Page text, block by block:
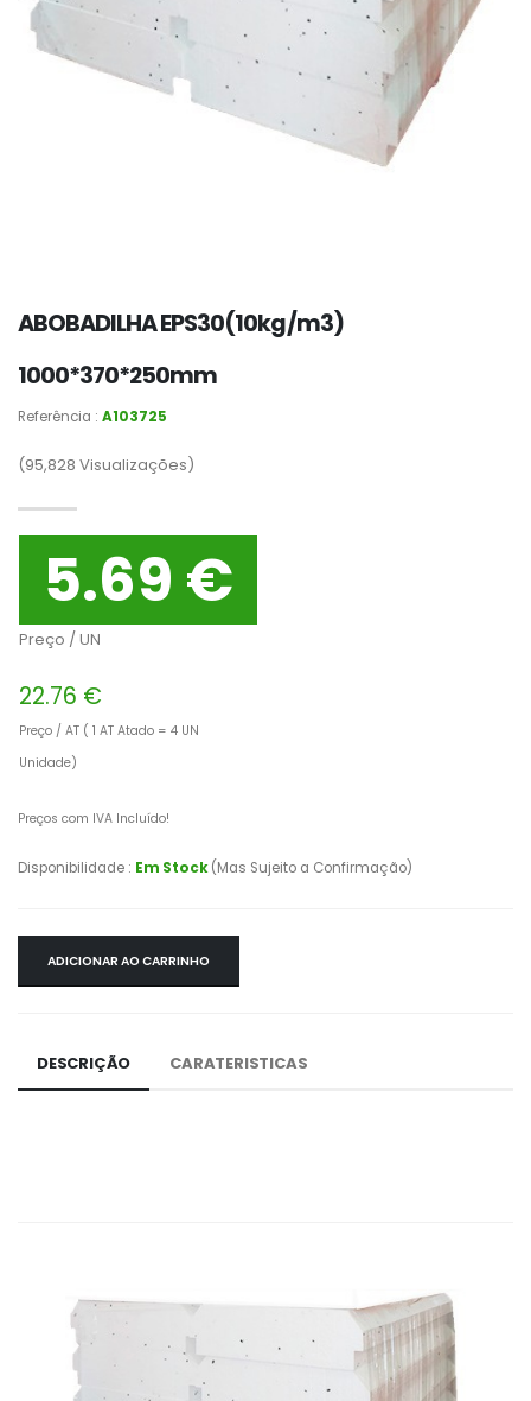
ABOBADILHA EPS30(10kg/m3)
1000*370*250mm
Referência : A103725
(95,828 Visualizações)
5.69 €
Preço / UN
22.76 €
Preço / AT ( 1 AT Atado = 4 UN
Unidade)
Preços com IVA Incluído!
Disponibilidade : Em Stock(Mas Sujeito a Confirmação)
ADICIONAR AO CARRINHO
DESCRIÇÃO CARATERISTICAS